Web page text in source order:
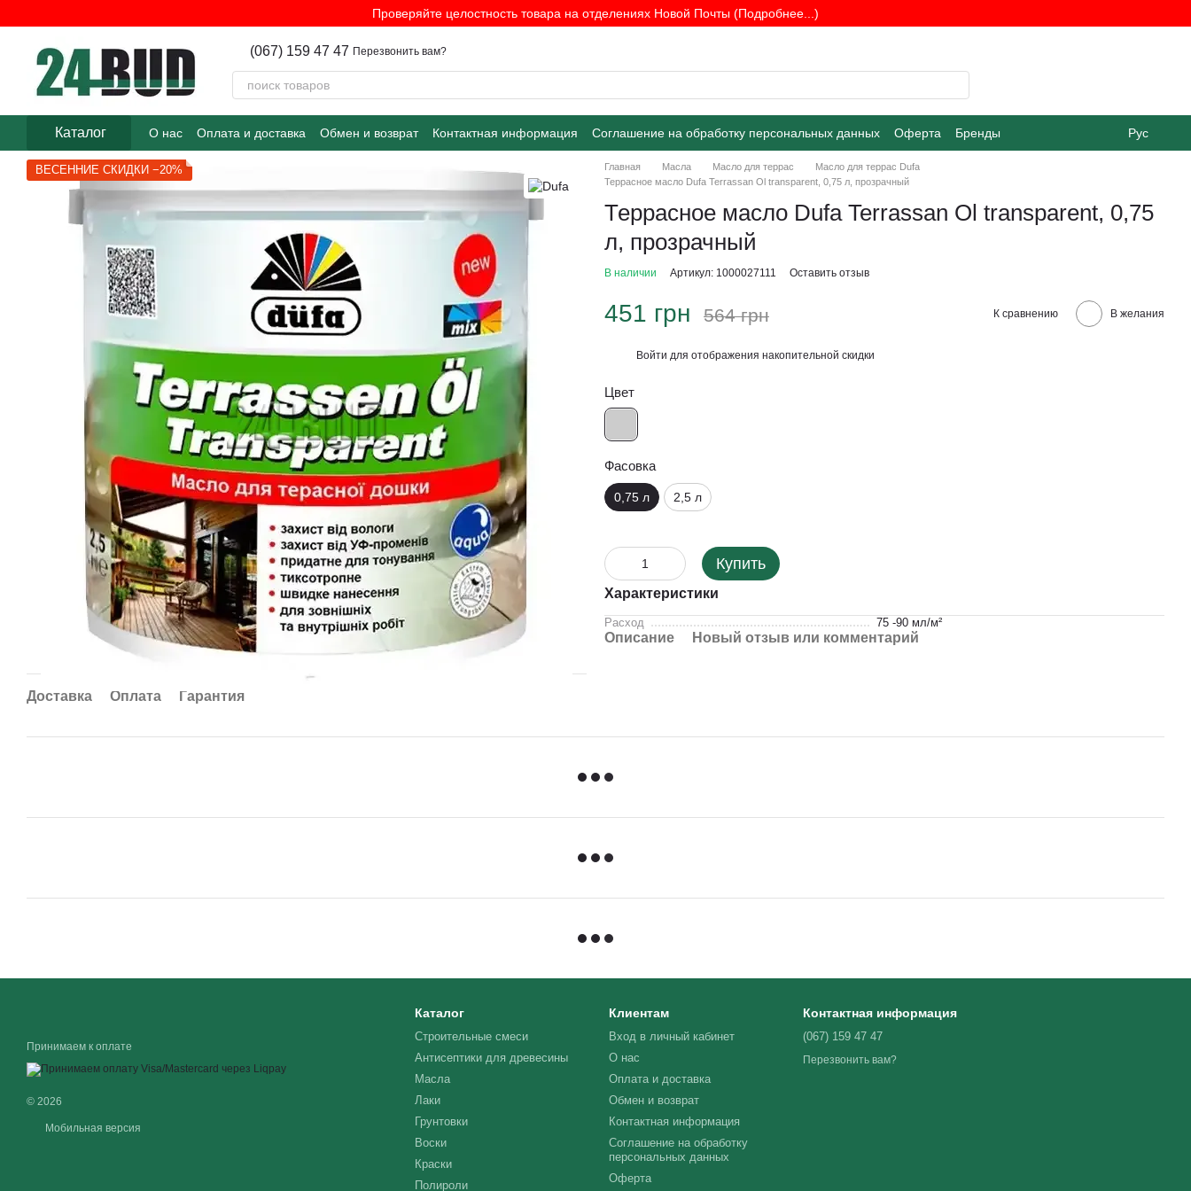
Проверяйте целостность товара на отделениях Новой Почты (Подробнее...)
(067) 159 47 47 Перезвонить вам?
Каталог О нас Оплата и доставка Обмен и возврат Контактная информация Соглашение на обработку персональных данных Оферта Бренды Рус
ВЕСЕННИЕ СКИДКИ −20%
Доставка Оплата Гарантия
Главная Масла Масло для террас
Масло для террас Dufa
Террасное масло Dufa Terrassan Ol transparent, 0,75 л, прозрачный
Террасное масло Dufa Terrassan Ol transparent, 0,75
л, прозрачный
В наличии Артикул: 1000027111 Оставить отзыв
451 грн 564 грн К сравнению В желания
Войти для отображения накопительной скидки
Цвет
Фасовка
0,75 л 2,5 л
Купить
Характеристики
Расход 75 -90 мл/м²
Описание Новый отзыв или комментарий
Принимаем к оплате
© 2026
Мобильная версия
Каталог
Строительные смеси
Антисептики для древесины
Масла
Лаки
Грунтовки
Воски
Краски
Полироли
Клиентам
Вход в личный кабинет
О нас
Оплата и доставка
Обмен и возврат
Контактная информация
Соглашение на обработку
персональных данных
Оферта
Контактная информация
(067) 159 47 47
Перезвонить вам?